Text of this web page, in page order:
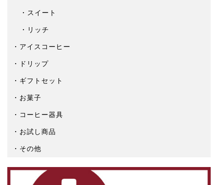
スイート
リッチ
アイスコーヒー
ドリップ
ギフトセット
お菓子
コーヒー器具
お試し商品
その他